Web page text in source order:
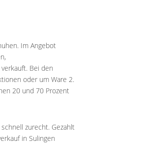
Im Angebot
Bei den
oder um Ware 2.
20 und 70 Prozent
zurecht. Gezahlt
in Sulingen